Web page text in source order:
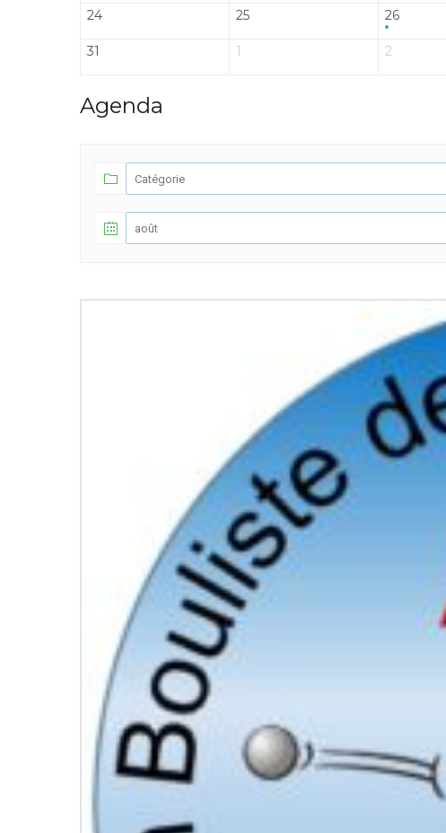
24 25 26
31 1 2
Agenda